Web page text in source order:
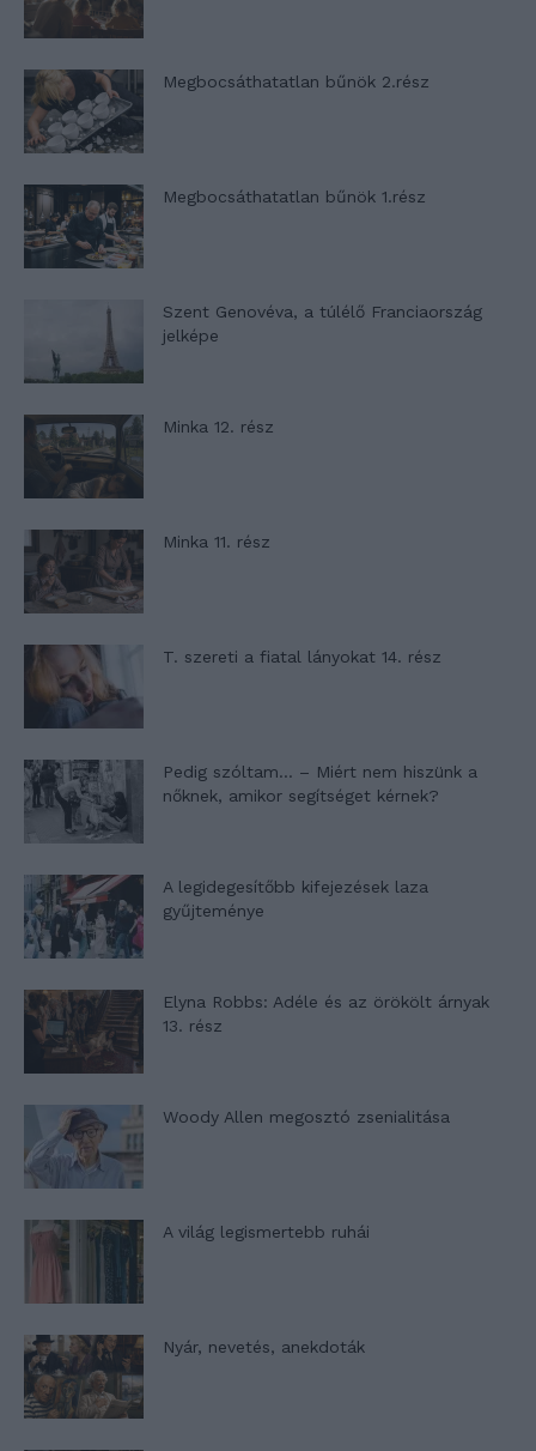
Megbocsáthatatlan bűnök 2.rész
Megbocsáthatatlan bűnök 1.rész
Szent Genovéva, a túlélő Franciaország
jelképe
Minka 12. rész
Minka 11. rész
T. szereti a fiatal lányokat 14. rész
Pedig szóltam… – Miért nem hiszünk a
nőknek, amikor segítséget kérnek?
A legidegesítőbb kifejezések laza
gyűjteménye
Elyna Robbs: Adéle és az örökölt árnyak
13. rész
Woody Allen megosztó zsenialitása
A világ legismertebb ruhái
Nyár, nevetés, anekdoták